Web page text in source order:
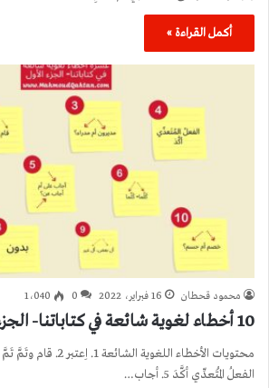
أكمل القراءة »
محمود قحطان 16 فبراير، 2022 0 1٬040
10 أخطاء لغوية شائعة في كتاباتنا- الجزء الأول
الفعلُ المُتَعدِّي أكَّدَ 5. أجاب…